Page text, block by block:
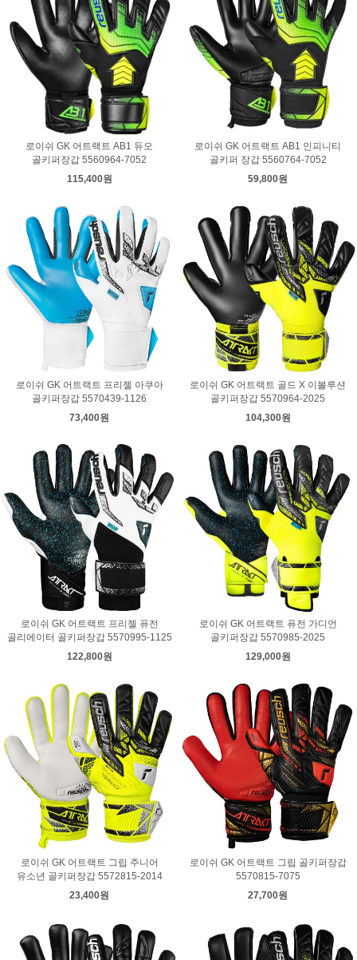
로이쉬 GK 어트랙트 AB1 듀오
골키퍼장갑 5560964-7052
115,400원
로이쉬 GK 어트랙트 AB1 인피니티
골키퍼 장갑 5560764-7052
59,800원
로이쉬 GK 어트랙트 프리젤 아쿠아
골키퍼장갑 5570439-1126
73,400원
로이쉬 GK 어트랙트 골드 X 이볼루션
골키퍼장갑 5570964-2025
104,300원
로이쉬 GK 어트랙트 프리젤 퓨전
골리에이터 골키퍼장갑 5570995-1125
122,800원
로이쉬 GK 어트랙트 퓨전 가디언
골키퍼장갑 5570985-2025
129,000원
로이쉬 GK 어트랙트 그립 주니어
유소년 골키퍼장갑 5572815-2014
23,400원
로이쉬 GK 어트랙트 그립 골키퍼장갑
5570815-7075
27,700원